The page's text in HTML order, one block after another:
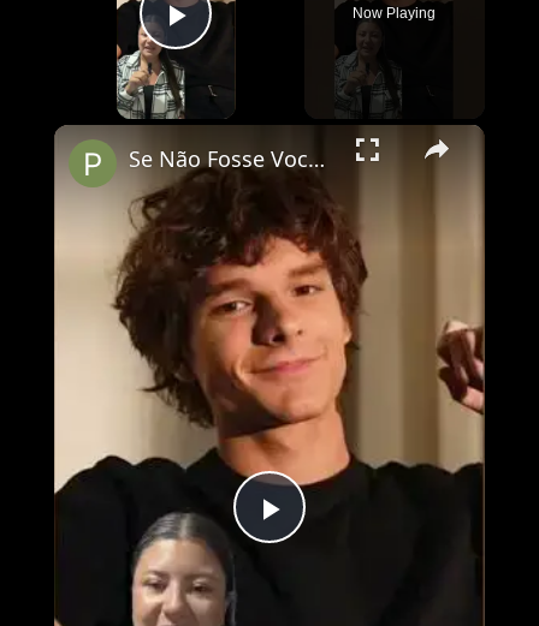
Play Video
Now Playing
×
Play
Se Não Fosse Você já está em cartaz nos cinemas!